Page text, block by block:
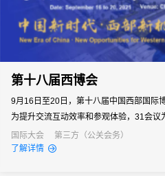
第十八届西博会
9月16日至20日，第十八届中国西部国际
为提升交流互动效率和参观体验，31会议
数字化支持，助力主办方为展团、展商、
全方位、全景式的展会服务。
国际大会
第三方（公关会务）
了解详情